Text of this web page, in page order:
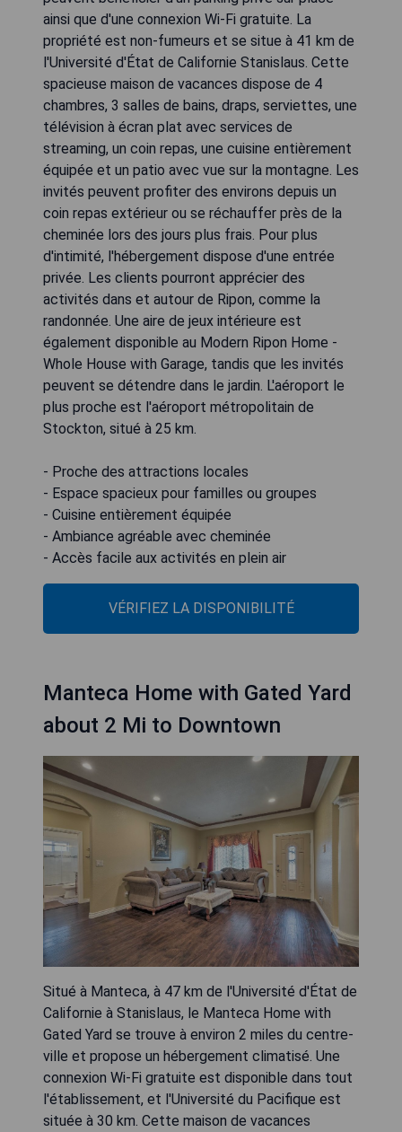
ainsi que d'une connexion Wi-Fi gratuite. La
propriété est non-fumeurs et se situe à 41 km de
l'Université d'État de Californie Stanislaus. Cette
spacieuse maison de vacances dispose de 4
chambres, 3 salles de bains, draps, serviettes, une
télévision à écran plat avec services de
streaming, un coin repas, une cuisine entièrement
équipée et un patio avec vue sur la montagne. Les
invités peuvent profiter des environs depuis un
coin repas extérieur ou se réchauffer près de la
cheminée lors des jours plus frais. Pour plus
d'intimité, l'hébergement dispose d'une entrée
privée. Les clients pourront apprécier des
activités dans et autour de Ripon, comme la
randonnée. Une aire de jeux intérieure est
également disponible au Modern Ripon Home -
Whole House with Garage, tandis que les invités
peuvent se détendre dans le jardin. L'aéroport le
plus proche est l'aéroport métropolitain de
Stockton, situé à 25 km.
- Proche des attractions locales
- Espace spacieux pour familles ou groupes
- Cuisine entièrement équipée
- Ambiance agréable avec cheminée
- Accès facile aux activités en plein air
VÉRIFIEZ LA DISPONIBILITÉ
Manteca Home with Gated Yard
about 2 Mi to Downtown
Situé à Manteca, à 47 km de l'Université d'État de
Californie à Stanislaus, le Manteca Home with
Gated Yard se trouve à environ 2 miles du centre-
ville et propose un hébergement climatisé. Une
connexion Wi-Fi gratuite est disponible dans tout
l'établissement, et l'Université du Pacifique est
située à 30 km. Cette maison de vacances